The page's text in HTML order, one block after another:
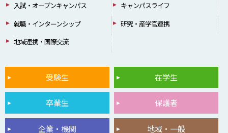
入試・オープンキャンパス
キャンパスライフ
就職・インターンシップ
研究・産学官連携
地域連携・国際交流
受験生 在学生
卒業生 保護者
企業・機関 地域・一般